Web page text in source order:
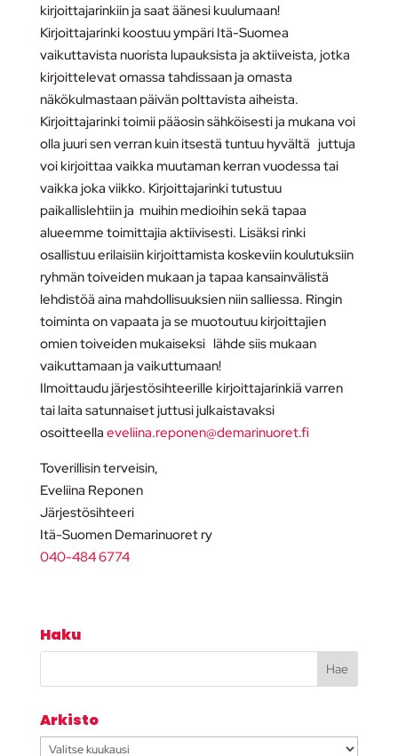
kirjoittajarinkiin ja saat äänesi kuulumaan!
Kirjoittajarinki koostuu ympäri Itä-Suomea
vaikuttavista nuorista lupauksista ja aktiiveista, jotka
kirjoittelevat omassa tahdissaan ja omasta
näkökulmastaan päivän polttavista aiheista.
Kirjoittajarinki toimii pääosin sähköisesti ja mukana voi
olla juuri sen verran kuin itsestä tuntuu hyvältä juttuja
voi kirjoittaa vaikka muutaman kerran vuodessa tai
vaikka joka viikko. Kirjoittajarinki tutustuu
paikallislehtiin ja muihin medioihin sekä tapaa
alueemme toimittajia aktiivisesti. Lisäksi rinki
osallistuu erilaisiin kirjoittamista koskeviin koulutuksiin
ryhmän toiveiden mukaan ja tapaa kansainvälistä
lehdistöä aina mahdollisuuksien niin salliessa. Ringin
toiminta on vapaata ja se muotoutuu kirjoittajien
omien toiveiden mukaiseksi lähde siis mukaan
vaikuttamaan ja vaikuttumaan!
Ilmoittaudu järjestösihteerille kirjoittajarinkiä varren
tai laita satunnaiset juttusi julkaistavaksi
osoitteella eveliina.reponen@demarinuoret.fi
Toverillisin terveisin,
Eveliina Reponen
Järjestösihteeri
Itä-Suomen Demarinuoret ry
040-484 6774
Haku
Arkisto
Arkisto